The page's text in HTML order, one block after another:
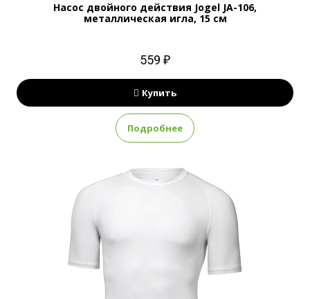
Насос двойного действия Jogel JA-106,
металлическая игла, 15 см
559 ₽
Купить
Подробнее